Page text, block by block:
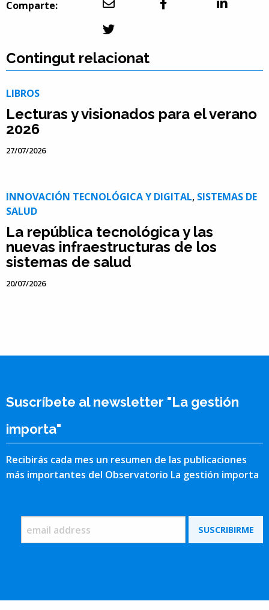
Comparte:
Contingut relacionat
LIBROS
Lecturas y visionados para el verano
2026
27/07/2026
INNOVACIÓN TECNOLÓGICA Y DIGITAL, SISTEMAS DE
SALUD
La república tecnológica y las
nuevas infraestructuras de los
sistemas de salud
20/07/2026
Suscríbete al newsletter "La gestión
importa"
Recibirás cada mes un resumen de las publicaciones
más importantes del Observatorio La gestión importa